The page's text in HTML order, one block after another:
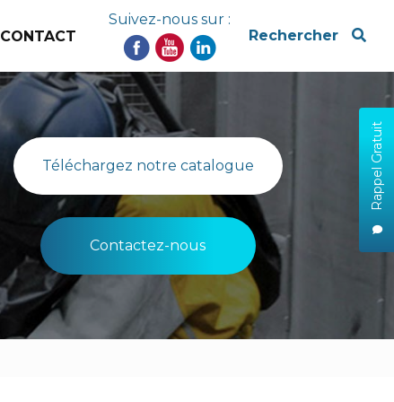
x
Rappel Gratuit
CONTACT
Suivez-nous sur :
Rechercher
Téléchargez notre catalogue
Contactez-nous